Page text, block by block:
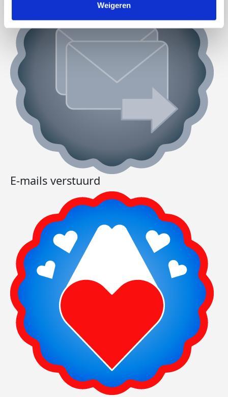
Weigeren
E-mails verstuurd